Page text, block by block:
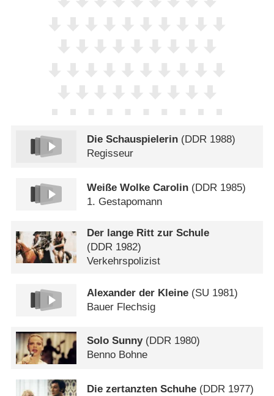
Die Schauspielerin (DDR 1988)
Regisseur
Weiße Wolke Carolin (DDR 1985)
1. Gestapomann
Der lange Ritt zur Schule
(DDR 1982)
Verkehrspolizist
Alexander der Kleine (SU 1981)
Bauer Flechsig
Solo Sunny(DDR 1980)
Benno Bohne
Die zertanzten Schuhe (DDR 1977)